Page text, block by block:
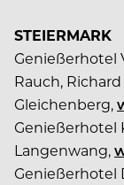
STEIERMARK
Genießerhotel
Rauch,
Gleichenberg,
Genießerhotel
Langenwang,
Genießerhotel